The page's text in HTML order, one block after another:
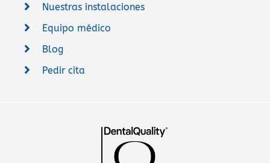
Nuestras instalaciones
Equipo médico
Blog
Pedir cita